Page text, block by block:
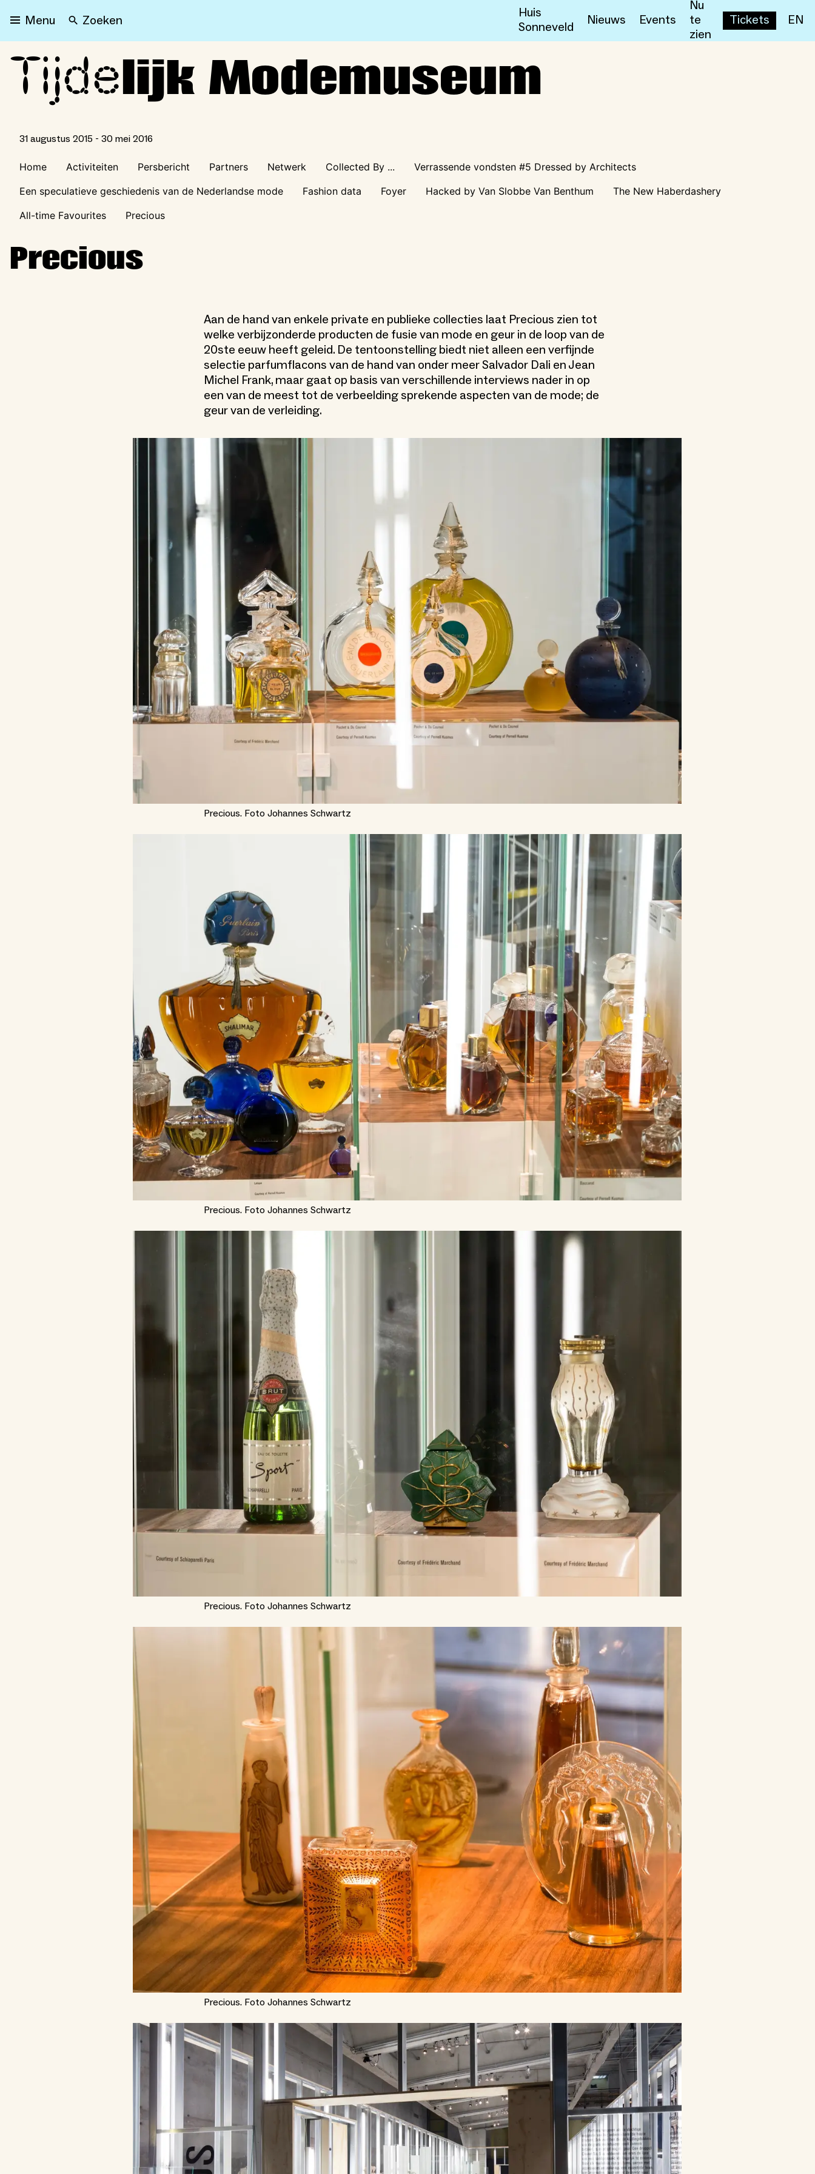
Menu Zoeken
Huis
Sonneveld
Nieuws Events
Nu
te
zien
Tickets EN
Tijdelijk Modemuseum
Tijdelijk Modemuseum
31 augustus 2015 - 30 mei 2016
Home Activiteiten Persbericht Partners Netwerk Collected By ...
Verrassende vondsten #5 Dressed by Architects
Een speculatieve geschiedenis van de Nederlandse mode
Fashion data Foyer Hacked by Van Slobbe Van Benthum
The New Haberdashery
All-time Favourites
Precious
Precious
Aan de hand van enkele private en publieke collecties laat Precious zien tot
welke verbijzonderde producten de fusie van mode en geur in de loop van de
20ste eeuw heeft geleid. De tentoonstelling biedt niet alleen een verfijnde
selectie parfumflacons van de hand van onder meer Salvador Dali en Jean
Michel Frank, maar gaat op basis van verschillende interviews nader in op
een van de meest tot de verbeelding sprekende aspecten van de mode; de
geur van de verleiding.
Precious. Foto Johannes Schwartz
Precious. Foto Johannes Schwartz
Precious. Foto Johannes Schwartz
Precious. Foto Johannes Schwartz